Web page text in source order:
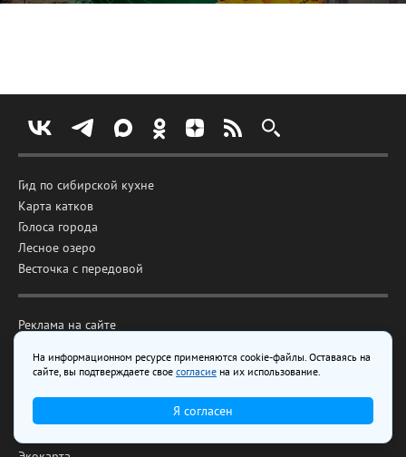
Гид по сибирской кухне
Карта катков
Голоса города
Лесное озеро
Весточка с передовой
Реклама на сайте
О проекте
Написать редакции
Вакансии
На информационном ресурсе применяются cookie-файлы. Оставаясь на
сайте, вы подтверждаете свое согласие на их использование.
Я согласен